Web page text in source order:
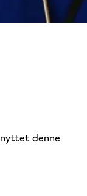
denne